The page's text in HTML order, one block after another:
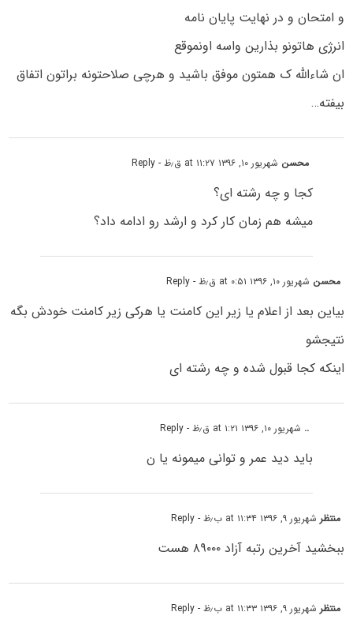
و امتحان و در نهایت پایان نامه
انرژی هاتونو بذارین واسه اونموقع
ان شاءالله ک همتون موفق باشید و هرچی صلاحتونه براتون اتفاق
بیفته…
محسن شهریور ۱۰, ۱۳۹۶ at ۱۱:۲۷ ق٫ظ - Reply
کجا و چه رشته ای؟
میشه هم زمان کار کرد و ارشد رو ادامه داد؟
محسن شهریور ۱۰, ۱۳۹۶ at ۰:۵۱ ق٫ظ - Reply
بیاین بعد از اعلام یا زیر این کامنت یا هرکی زیر کامنت خودش بگه
نتیجشو
اینکه کجا قبول شده و چه رشته ای
.. شهریور ۱۰, ۱۳۹۶ at ۱:۲۱ ق٫ظ - Reply
باید دید عمر و توانی میمونه یا ن
منتظرشهریور ۹, ۱۳۹۶ at ۱۱:۳۴ ب٫ظ - Reply
ببخشید آخرین رتبه آزاد ۸۹۰۰۰ هست
منتظرشهریور ۹, ۱۳۹۶ at ۱۱:۳۳ ب٫ظ - Reply